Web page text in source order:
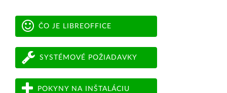
ČO JE LIBREOFFICE
SYSTÉMOVÉ POŽIADAVKY
POKYNY NA INŠTALÁCIU